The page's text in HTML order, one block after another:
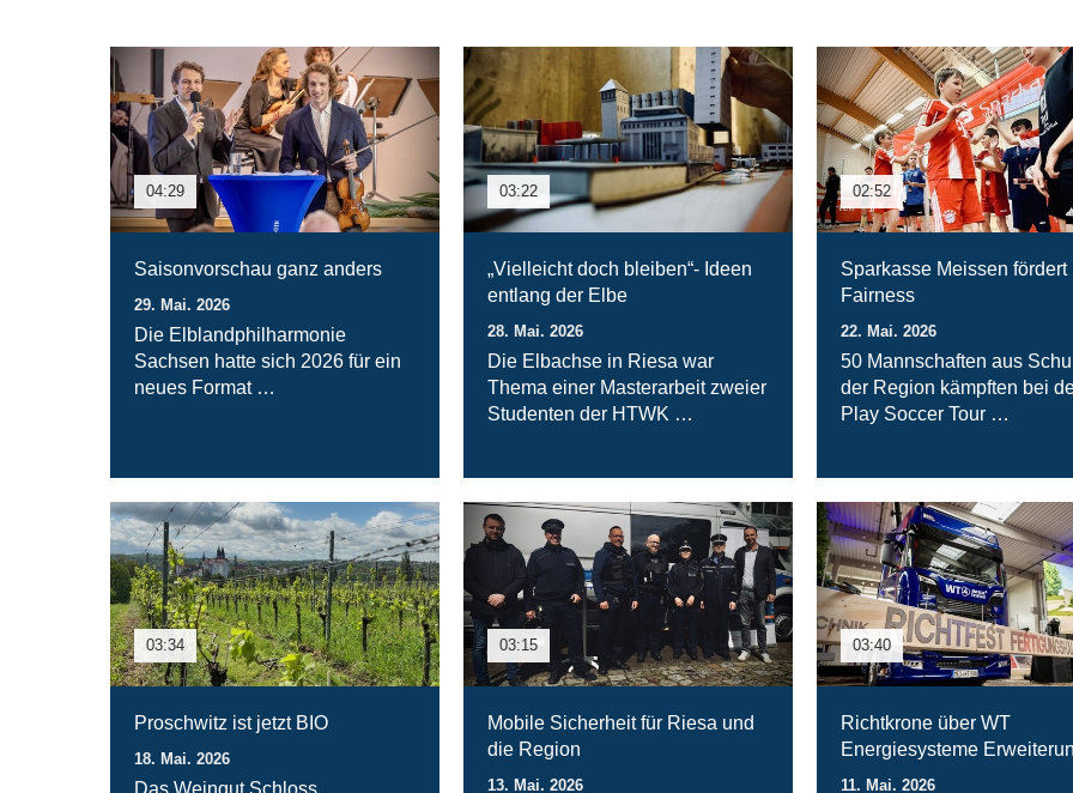
04:29
Saisonvorschau ganz anders
29. Mai. 2026
Die Elblandphilharmonie
Sachsen hatte sich 2026 für ein
neues Format …
03:22
„Vielleicht doch bleiben“- Ideen
entlang der Elbe
28. Mai. 2026
Die Elbachse in Riesa war
Thema einer Masterarbeit zweier
Studenten der HTWK …
02:52
Sparkasse Meissen fördert
Fairness
22. Mai. 2026
50 Mannschaften aus
der Region kämpften bei
Play Soccer Tour …
03:34
Proschwitz ist jetzt BIO
18. Mai. 2026
Das Weingut Schloss
03:15
Mobile Sicherheit für Riesa und
die Region
13. Mai. 2026
03:40
Richtkrone über WT
Energiesysteme
11. Mai. 2026